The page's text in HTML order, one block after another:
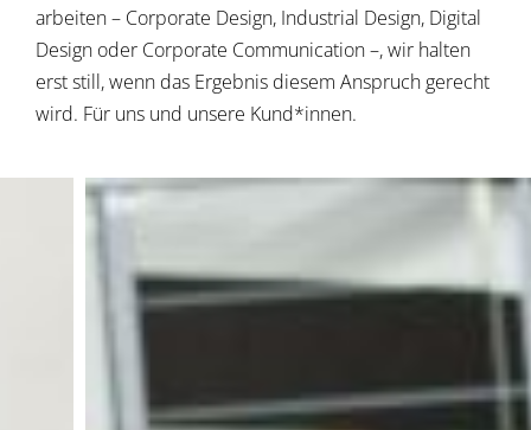
arbeiten – Corporate Design, Industrial Design, Digital
Design oder Corporate Communication –, wir halten
erst still, wenn das Ergebnis diesem Anspruch gerecht
wird. Für uns und unsere Kund*innen.